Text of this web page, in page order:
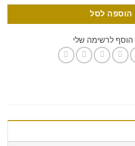
הוספה לסל
הוסף לרשימה שלי